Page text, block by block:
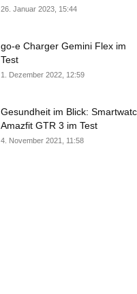
26. Januar 2023, 15:44
go-e Charger Gemini Flex im
Test
1. Dezember 2022, 12:59
Gesundheit im Blick:
Amazfit GTR 3 im Test
4. November 2021, 11:58